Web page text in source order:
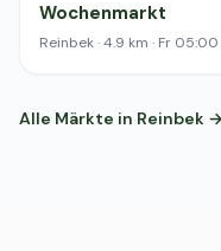
Wochenmarkt
Reinbek · 4.9 km · Fr
Alle Märkte in Reinbek →